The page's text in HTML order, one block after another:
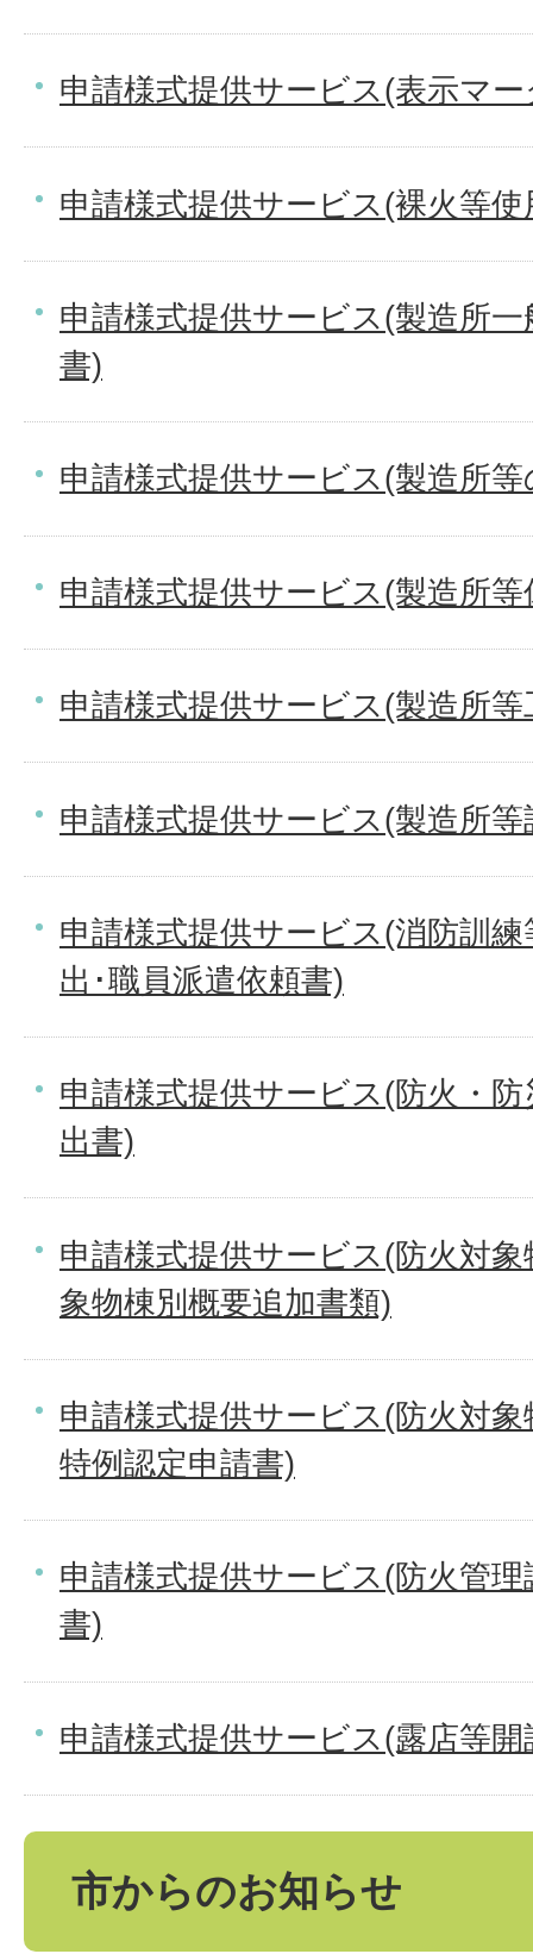
申請様式提供サービス(表示マ
申請様式提供サービス(裸火等
申請様式提供サービス(製造所
書)
申請様式提供サービス(製造所
申請様式提供サービス(製造所
申請様式提供サービス(製造所
申請様式提供サービス(製造所
申請様式提供サービス(消防訓
出･職員派遣依頼書)
申請様式提供サービス(防火・
出書)
申請様式提供サービス(防火対
象物棟別概要追加書類)
申請様式提供サービス(防火対
特例認定申請書)
申請様式提供サービス(防火管
書)
申請様式提供サービス(露店等開
市からのお知らせ